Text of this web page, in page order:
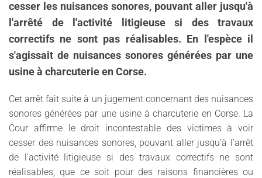
cesser les nuisances sonores, pouvant aller jusqu'à
l'arrêté de l'activité litigieuse si des travaux
correctifs ne sont pas réalisables. En l'espèce il
s'agissait de nuisances sonores générées par une
usine à charcuterie en Corse.
Cet arrêt fait suite à un jugement concernant des nuisances
sonores générées par une usine à charcuterie en Corse. La
Cour affirme le droit incontestable des victimes à voir
cesser des nuisances sonores, pouvant aller jusqu’à l’arrêt
de l’activité litigieuse si des travaux correctifs ne sont
réalisables, que ce soit pour des raisons financières ou